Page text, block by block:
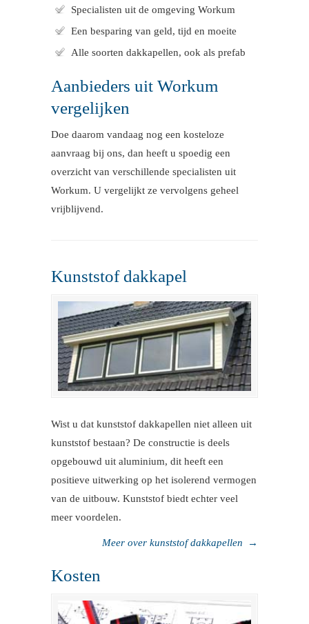
Specialisten uit de omgeving Workum
Een besparing van geld, tijd en moeite
Alle soorten dakkapellen, ook als prefab
Aanbieders uit Workum
vergelijken
Doe daarom vandaag nog een kosteloze
aanvraag bij ons, dan heeft u spoedig een
overzicht van verschillende specialisten uit
Workum. U vergelijkt ze vervolgens geheel
vrijblijvend.
Kunststof dakkapel
Wist u dat kunststof dakkapellen niet alleen uit
kunststof bestaan? De constructie is deels
opgebouwd uit aluminium, dit heeft een
positieve uitwerking op het isolerend vermogen
van de uitbouw. Kunststof biedt echter veel
meer voordelen.
Meer over kunststof dakkapellen →
Kosten